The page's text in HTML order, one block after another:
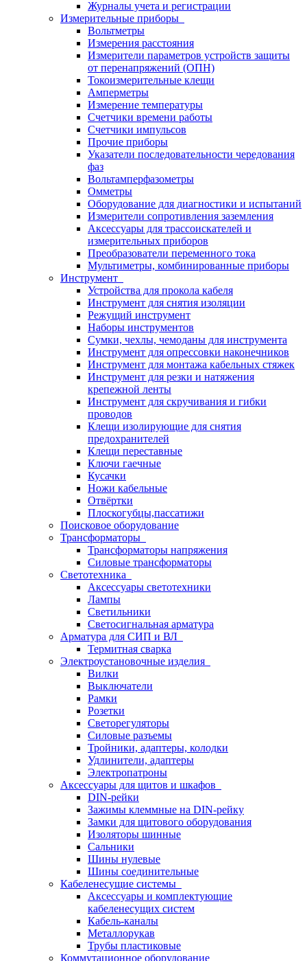
Журналы учета и регистрации
Измерительные приборы
Вольтметры
Измерения расстояния
Измерители параметров устройств защиты
от перенапряжений (ОПН)
Токоизмерительные клещи
Амперметры
Измерение температуры
Счетчики времени работы
Счетчики импульсов
Прочие приборы
Указатели последовательности чередования
фаз
Вольтамперфазометры
Омметры
Оборудование для диагностики и испытаний
Измерители сопротивления заземления
Аксессуары для трассоискателей и
измерительных приборов
Преобразователи переменного тока
Мультиметры, комбинированные приборы
Инструмент
Устройства для прокола кабеля
Инструмент для снятия изоляции
Режущий инструмент
Наборы инструментов
Сумки, чехлы, чемоданы для инструмента
Инструмент для опрессовки наконечников
Инструмент для монтажа кабельных стяжек
Инструмент для резки и натяжения
крепежной ленты
Инструмент для скручивания и гибки
проводов
Клещи изолирующие для снятия
предохранителей
Клещи переставные
Ключи гаечные
Кусачки
Ножи кабельные
Отвёртки
Плоскогубцы,пассатижи
Поисковое оборудование
Трансформаторы
Трансформаторы напряжения
Силовые трансформаторы
Светотехника
Аксессуары светотехники
Лампы
Светильники
Светосигнальная арматура
Арматура для СИП и ВЛ
Термитная сварка
Электроустановочные изделия
Вилки
Выключатели
Рамки
Розетки
Светорегуляторы
Силовые разъемы
Тройники, адаптеры, колодки
Удлинители, адаптеры
Электропатроны
Аксессуары для щитов и шкафов
DIN-рейки
Зажимы клеммные на DIN-рейку
Замки для щитового оборудования
Изоляторы шинные
Сальники
Шины нулевые
Шины соединительные
Кабеленесущие системы
Аксессуары и комплектующие
кабеленесущих систем
Кабель-каналы
Металлорукав
Трубы пластиковые
Коммутационное оборудование